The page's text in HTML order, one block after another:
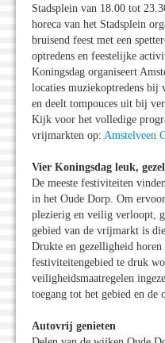
Stadsplein van 18.00 tot
horeca van het Stadsplein
bruisend feest met een
optredens en feestelijke
Koningsdag organiseert
locaties muziekoptredens bĳ
en deelt tompouces uit bĳ
Kĳk voor het volledige
vrĳmarkten op: Amstelveen
Vier Koningsdag leuk,
De meeste festiviteiten
in het Oude Dorp. Om
plezierig en veilig verloopt,
gebied van de vrĳmarkt is
Drukte en gezelligheid
festiviteitengebied te druk
veiligheidsmaatregelen
toegang tot het gebied en de
Autovrij genieten